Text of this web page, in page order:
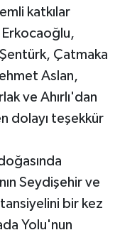
katkılar
Çatmaka
Aslan,
ve Ahırlı'dan
dolayı teşekkür
Seydişehir ve
bir kez
Yolu'nun